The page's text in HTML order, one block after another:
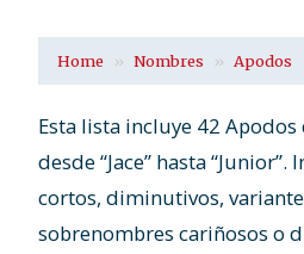
Home Nombres Apodos
Esta lista incluye 42 Apodos
desde “Jace” hasta “Junior”.
cortos, diminutivos,
sobrenombres cariñosos o